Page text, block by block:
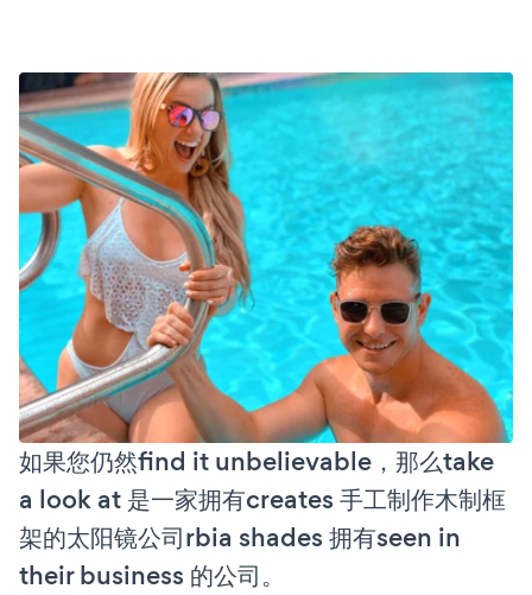
如果您仍然find it unbelievable，那么take
a look at 是一家拥有creates 手工制作木制框
架的太阳镜公司rbia shades 拥有seen in
their business 的公司。